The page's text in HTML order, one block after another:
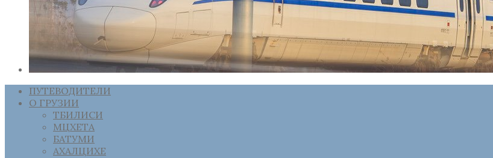
ПУТЕВОДИТЕЛИ
О ГРУЗИИ
ТБИЛИСИ
МЦХЕТА
БАТУМИ
АХАЛЦИХЕ